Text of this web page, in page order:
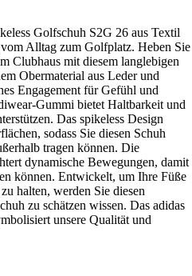
Golfschuh S2G 26 aus Textil
Alltag zum Golfplatz. Heben Sie
Clubhaus mit diesem langlebigen
Obermaterial aus Leder und
Engagement für Gefühl und
Gummi bietet Haltbarkeit und
Das spikeless Design
sodass Sie diesen Schuh
tragen können. Die
dynamische Bewegungen, damit
können. Entwickelt, um Ihre Füße
halten, werden Sie diesen
zu schätzen wissen. Das adidas
unsere Qualität und